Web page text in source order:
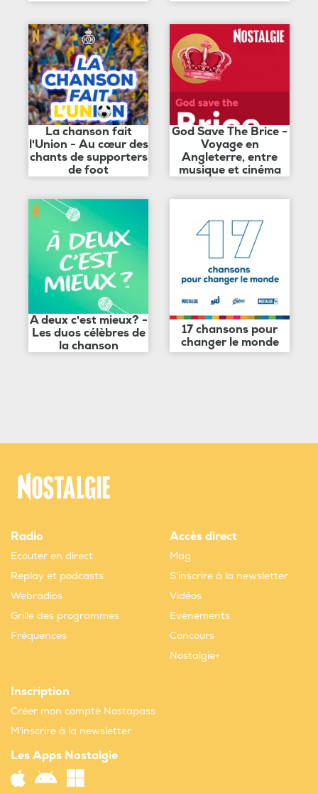
La chanson fait
l'Union - Au cœur des
chants de supporters
de foot
God Save The Brice -
Voyage en
Angleterre, entre
musique et cinéma
A deux c'est mieux? -
Les duos célèbres de
la chanson
17 chansons pour
changer le monde
Radio
Ecouter en direct
Replay et podcasts
Webradios
Grille des programmes
Fréquences
Accès direct
Mag
S'inscrire à la newsletter
Vidéos
Evènements
Concours
Nostalgie+
Inscription
Créer mon compte Nostapass
M'inscrire à la newsletter
Les Apps Nostalgie